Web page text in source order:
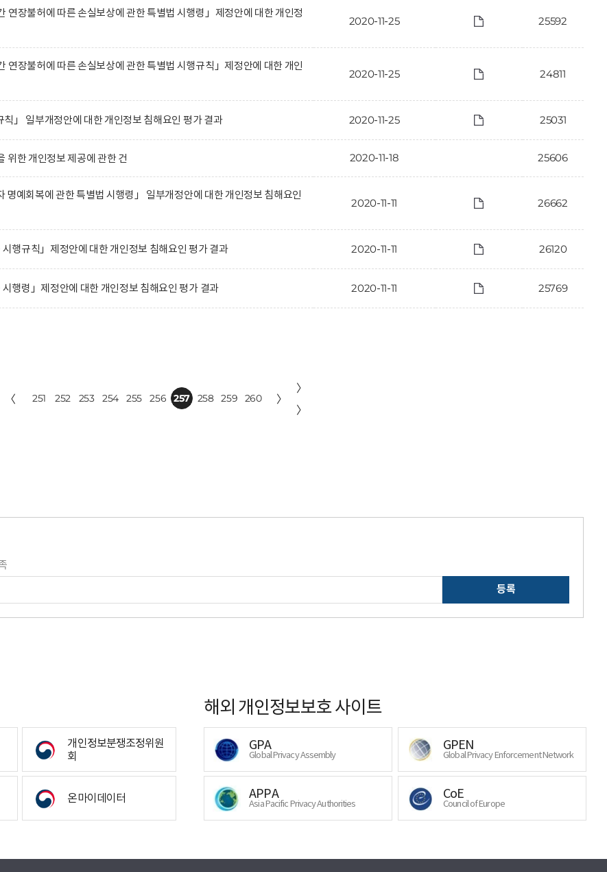
연장불허에 따른 손실보상에 관한 특별법 시행령」제정안에 대한 개인정
2020-11-25 25592
연장불허에 따른 손실보상에 관한 특별법 시행규칙」제정안에 대한 개인
2020-11-25 24811
칙」 일부개정안에 대한 개인정보 침해요인 평가 결과 2020-11-25 25031
위한 개인정보 제공에 관한 건 2020-11-18 25606
명예회복에 관한 특별법 시행령」 일부개정안에 대한 개인정보 침해요인
2020-11-11 26662
시행규칙」제정안에 대한 개인정보 침해요인 평가 결과 2020-11-11 26120
시행령」제정안에 대한 개인정보 침해요인 평가 결과 2020-11-11 25769
〈 251 252 253 254 255 256 257 258 259 260 〉
〉
〉
등록
개인정보분쟁조정위원
회
온마이데이터
해외 개인정보보호 사이트
GPA
Global Privacy Assembly
GPEN
Global Privacy Enforcement Network
APPA
Asia Pacific Privacy Authorities
CoE
Council of Europe